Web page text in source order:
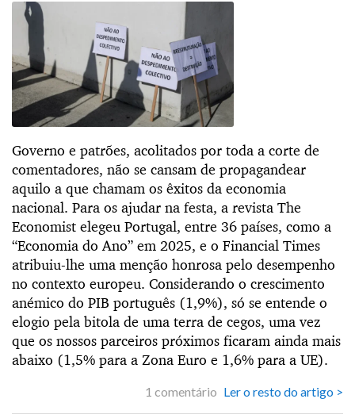
Governo e patrões, acolitados por toda a corte de
comentadores, não se cansam de propagandear
aquilo a que chamam os êxitos da economia
nacional. Para os ajudar na festa, a revista The
Economist elegeu Portugal, entre 36 países, como a
“Economia do Ano” em 2025, e o Financial Times
atribuiu-lhe uma menção honrosa pelo desempenho
no contexto europeu. Considerando o crescimento
anémico do PIB português (1,9%), só se entende o
elogio pela bitola de uma terra de cegos, uma vez
que os nossos parceiros próximos ficaram ainda mais
abaixo (1,5% para a Zona Euro e 1,6% para a UE).
1 comentário Ler o resto do artigo >